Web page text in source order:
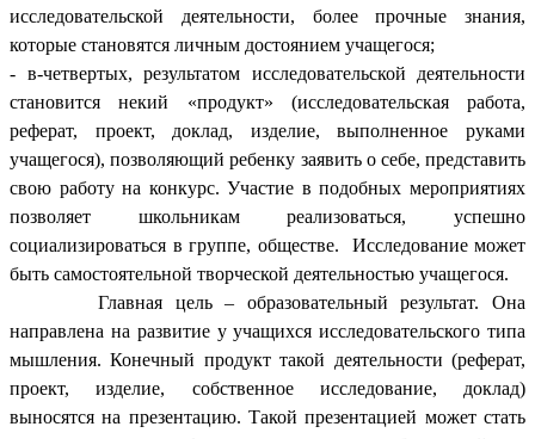
исследовательской деятельности, более прочные знания,
которые становятся личным достоянием учащегося;
- в-четвертых, результатом исследовательской деятельности
становится некий «продукт» (исследовательская работа,
реферат, проект, доклад, изделие, выполненное руками
учащегося), позволяющий ребенку заявить о себе, представить
свою работу на конкурс. Участие в подобных мероприятиях
позволяет школьникам реализоваться, успешно
социализироваться в группе, обществе. Исследование может
быть самостоятельной творческой деятельностью учащегося.
Главная цель – образовательный результат. Она
направлена на развитие у учащихся исследовательского типа
мышления. Конечный продукт такой деятельности (реферат,
проект, изделие, собственное исследование, доклад)
выносятся на презентацию. Такой презентацией может стать